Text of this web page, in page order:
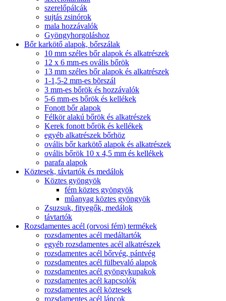
szerelőpálcák
sujtás zsinórok
mala hozzávalók
Gyöngyhorgoláshoz
Bőr karkötő alapok, bőrszálak
10 mm széles bőr alapok és alkatrészek
12 x 6 mm-es ovális bőrök
13 mm széles bőr alapok és alkatrészek
1-1,5-2 mm-es bõrszál
3 mm-es bőrök és hozzávalók
5-6 mm-es bőrök és kellékek
Fonott bőr alapok
Félkör alakú bőrök és alkatrészek
Kerek fonott bőrök és kellékek
egyéb alkatrészek bőrhöz
ovális bőr karkötő alapok és alkatrészek
ovális bőrök 10 x 4,5 mm és kellékek
parafa alapok
Köztesek, távtartók és medálok
Köztes gyöngyök
fém köztes gyöngyök
mûanyag köztes gyöngyök
Zsuzsuk, fityegők, medálok
távtartók
Rozsdamentes acél (orvosi fém) termékek
rozsdamentes acél medáltartók
egyéb rozsdamentes acél alkatrészek
rozsdamentes acél bőrvég, pántvég
rozsdamentes acél fülbevaló alapok
rozsdamentes acél gyöngykupakok
rozsdamentes acél kapcsolók
rozsdamentes acél köztesek
rozsdamentes acél láncok